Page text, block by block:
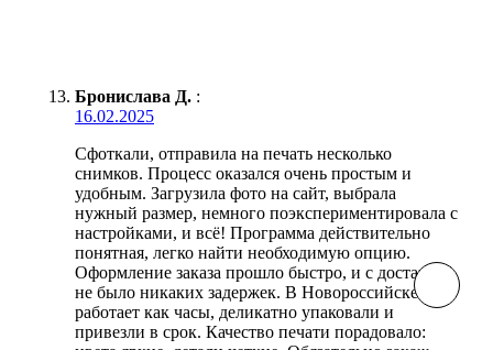
Бронислава Д. :
16.02.2025
Сфоткали, отправила на печать несколько
снимков. Процесс оказался очень простым и
удобным. Загрузила фото на сайт, выбрала
нужный размер, немного поэкспериментировала с
настройками, и всё! Программа действительно
понятная, легко найти необходимую опцию.
Оформление заказа прошло быстро, и с доставкой
не было никаких задержек. В Новороссийске всё
работает как часы, деликатно упаковали и
привезли в срок. Качество печати порадовало: